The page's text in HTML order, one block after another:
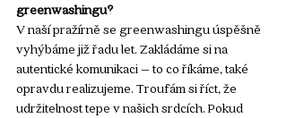
greenwashingu?
V naší pražírně se greenwashingu úspěšně
vyhýbáme již řadu let. Zakládáme si na
autentické komunikaci – to co říkáme, také
opravdu realizujeme. Troufám si říct, že
udržitelnost tepe v našich srdcích. Pokud